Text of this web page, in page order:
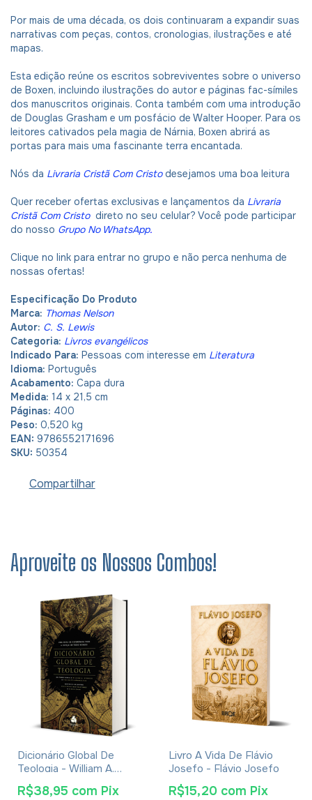
Por mais de uma década, os dois continuaram a expandir suas
narrativas com peças, contos, cronologias, ilustrações e até
mapas.
Esta edição reúne os escritos sobreviventes sobre o universo
de Boxen, incluindo ilustrações do autor e páginas fac-símiles
dos manuscritos originais. Conta também com uma introdução
de Douglas Grasham e um posfácio de Walter Hooper. Para os
leitores cativados pela magia de Nárnia, Boxen abrirá as
portas para mais uma fascinante terra encantada.
Nós da Livraria Cristã Com Cristo desejamos uma boa leitura
Quer receber ofertas exclusivas e lançamentos da Livraria
Cristã Com Cristo direto no seu celular? Você pode participar
do nosso Grupo No WhatsApp.
Clique no link para entrar no grupo e não perca nenhuma de
nossas ofertas!
Especificação Do Produto
Marca: Thomas Nelson
Autor: C. S. Lewis
Categoria: Livros evangélicos
Indicado Para: Pessoas com interesse em Literatura
Idioma: Português
Acabamento: Capa dura
Medida: 14 x 21,5 cm
Páginas: 400
Peso: 0,520 kg
EAN: 9786552171696
SKU: 50354
Compartilhar
Aproveite os Nossos Combos!
Dicionário Global De
Teologia - William A.
Dyrness
R$38,95 com Pix
Livro A Vida De Flávio
Josefo - Flávio Josefo
R$15,20 com Pix